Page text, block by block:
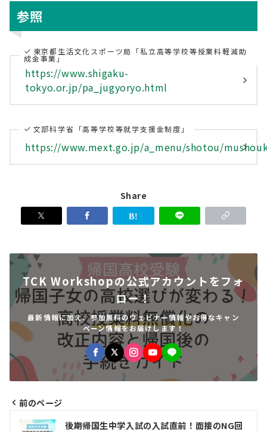
参照
東京都生活文化スポーツ局「私立高等学校等授業料軽減助
成金事業」
https://www.shigaku-
tokyo.or.jp/pa_jugyoryo.html
文部科学省「高等学校等就学支援金制度」
https://www.mext.go.jp/a_menu/shotou/
Share
TCK Workshopの公式アカウントをフォ
ロー！
最新情報に加え、参加無料のウェビナー情報やお得なキャン
ペーン情報をお届けします！
投
前のページ
後期帰国生中学入試の入試直前！面接のNG回